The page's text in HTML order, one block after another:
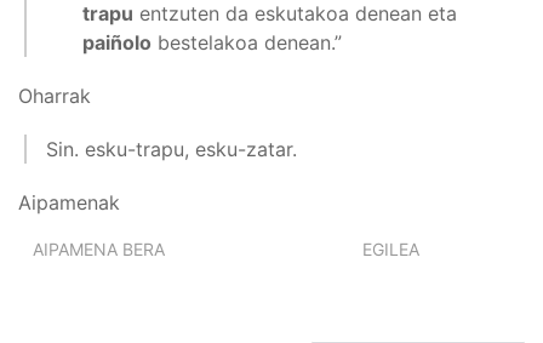
trapu entzuten da eskutakoa denean eta
paiñolo bestelakoa denean.”
Oharrak
Sin. esku-trapu, esku-zatar.
Aipamenak
AIPAMENA BERA EGILEA